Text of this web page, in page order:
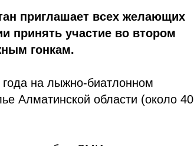
приглашает всех желающих
принять участие во втором
гонкам.
года на лыжно-биатлонном
Алматинской области (около 40